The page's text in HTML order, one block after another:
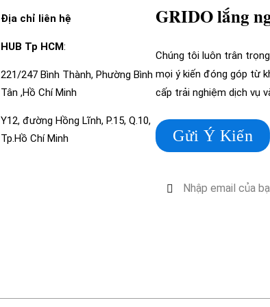
Địa chỉ liên hệ
HUB Tp HCM:
221/247 Bình Thành, Phường Bình
Tân ,Hồ Chí Minh
Y12, đường Hồng Lĩnh, P.15, Q.10,
Tp.Hồ Chí Minh
GRIDO lắng
Chúng tôi luôn trân
mọi ý kiến đóng góp từ
cấp trải nghiệm dịch vụ
Gửi Ý Kiến